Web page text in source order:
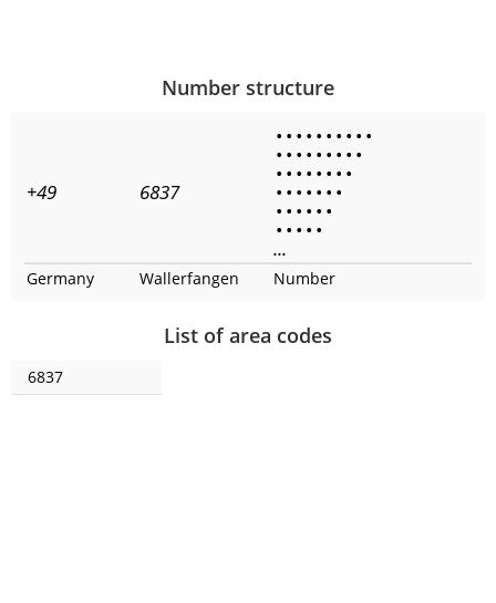
Number structure
+49 6837
• • • • • • • • • •
• • • • • • • • •
• • • • • • • •
• • • • • • •
• • • • • •
• • • • •
...
Germany Wallerfangen Number
List of area codes
6837